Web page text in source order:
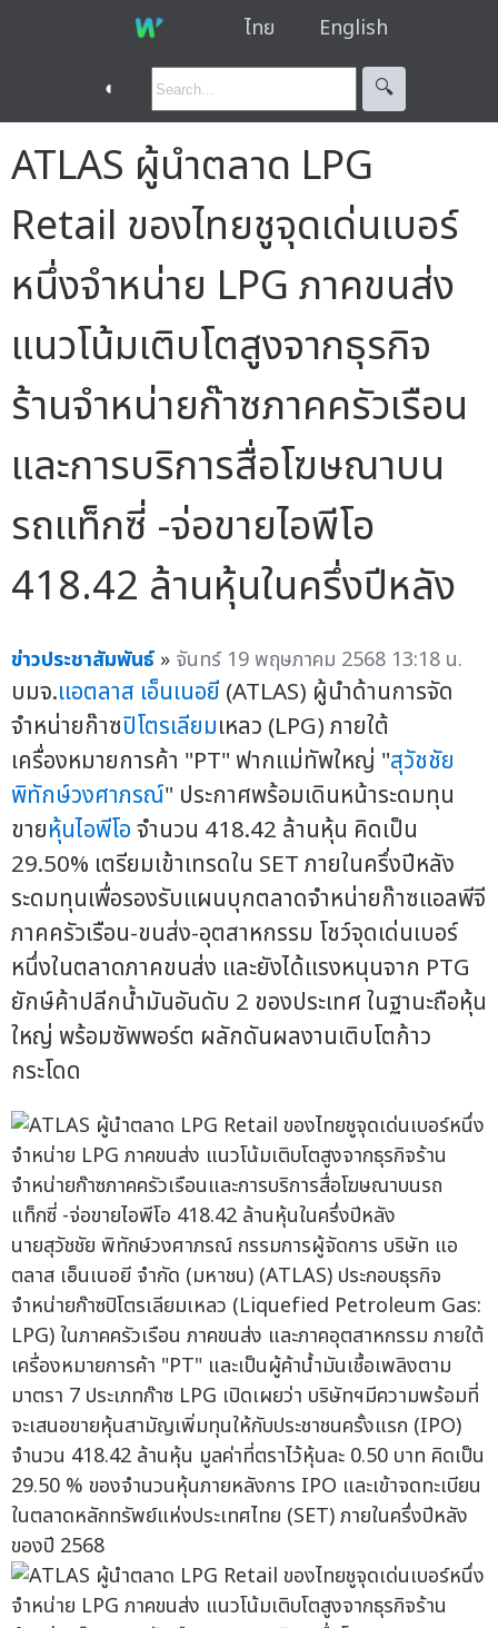
ไทย English
◐ 🔍︎
ATLAS ผู้นำตลาด LPG
Retail ของไทยชูจุดเด่นเบอร์
หนึ่งจำหน่าย LPG ภาคขนส่ง
แนวโน้มเติบโตสูงจากธุรกิจ
ร้านจำหน่ายก๊าซภาคครัวเรือน
และการบริการสื่อโฆษณาบน
รถแท็กซี่ -จ่อขายไอพีโอ
418.42 ล้านหุ้นในครึ่งปีหลัง
ข่าวประชาสัมพันธ์ » จันทร์ 19 พฤษภาคม 2568 13:18 น.
บมจ.แอตลาส เอ็นเนอยี (ATLAS) ผู้นำด้านการจัด
จำหน่ายก๊าซปิโตรเลียมเหลว (LPG) ภายใต้
เครื่องหมายการค้า "PT" ฟากแม่ทัพใหญ่ "สุวัชชัย
พิทักษ์วงศาภรณ์" ประกาศพร้อมเดินหน้าระดมทุน
ขายหุ้นไอพีโอจำนวน 418.42 ล้านหุ้น คิดเป็น
29.50% เตรียมเข้าเทรดใน SET ภายในครึ่งปีหลัง
ระดมทุนเพื่อรองรับแผนบุกตลาดจำหน่ายก๊าซแอลพีจี
ภาคครัวเรือน-ขนส่ง-อุตสาหกรรม โชว์จุดเด่นเบอร์
หนึ่งในตลาดภาคขนส่ง และยังได้แรงหนุนจาก PTG
ยักษ์ค้าปลีกน้ำมันอันดับ 2 ของประเทศ ในฐานะถือหุ้น
ใหญ่ พร้อมซัพพอร์ต ผลักดันผลงานเติบโตก้าว
กระโดด
นายสุวัชชัย พิทักษ์วงศาภรณ์ กรรมการผู้จัดการ บริษัท แอ
ตลาส เอ็นเนอยี จำกัด (มหาชน) (ATLAS) ประกอบธุรกิจ
จำหน่ายก๊าซปิโตรเลียมเหลว (Liquefied Petroleum Gas:
LPG) ในภาคครัวเรือน ภาคขนส่ง และภาคอุตสาหกรรม ภายใต้
เครื่องหมายการค้า "PT" และเป็นผู้ค้าน้ำมันเชื้อเพลิงตาม
มาตรา 7 ประเภทก๊าซ LPG เปิดเผยว่า บริษัทฯมีความพร้อมที่
จะเสนอขายหุ้นสามัญเพิ่มทุนให้กับประชาชนครั้งแรก (IPO)
จำนวน 418.42 ล้านหุ้น มูลค่าที่ตราไว้หุ้นละ 0.50 บาท คิดเป็น
29.50 % ของจำนวนหุ้นภายหลังการ IPO และเข้าจดทะเบียน
ในตลาดหลักทรัพย์แห่งประเทศไทย (SET) ภายในครึ่งปีหลัง
ของปี 2568